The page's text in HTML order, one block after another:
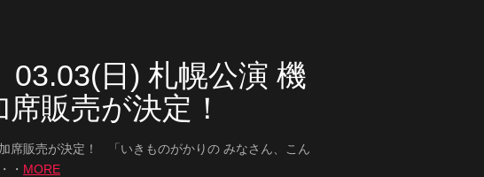
03.03(日) 札幌公演 機
販売が決定！
席販売が決定！ 「いきものがかりの みなさん、こん
・ MORE